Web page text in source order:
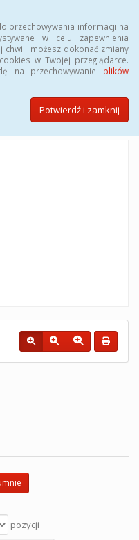
przechowywania informacji na
w celu zapewnienia
chwili możesz dokonać zmiany
w Twojej przeglądarce.
na przechowywanie plików
Potwierdź i zamknij
PUBLICZNEJ
Opola
pozycji